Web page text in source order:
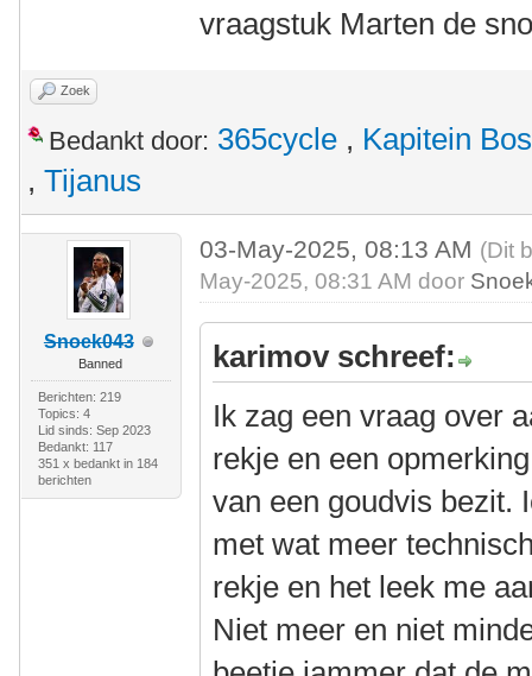
vraagstuk Marten de
Zoek
Bedankt door: 365cycle , Kapitein
, Tijanus
Snoek043
Banned
Berichten: 219
Topics: 4
Lid sinds: Sep 2023
Bedankt: 117
351 x bedankt in 184
berichten
03-May-2025, 08:13 AM (Dit
May-2025, 08:31 AM door
karimov schreef:
Ik zag een vraag over
rekje en een
van een goudvis bezit.
met wat meer
rekje en het leek me
Niet meer en niet